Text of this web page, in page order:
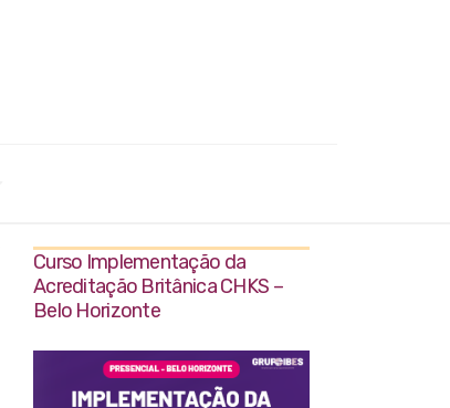
Curso Implementação da
Acreditação Britânica CHKS –
Belo Horizonte